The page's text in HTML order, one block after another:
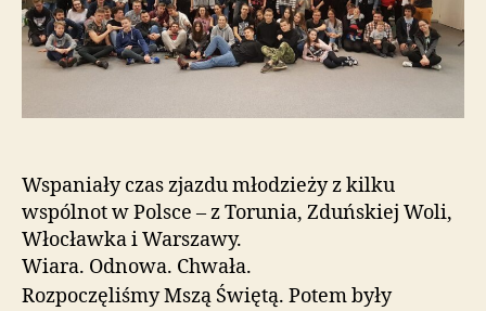
Wspaniały czas zjazdu młodzieży z kilku
wspólnot w Polsce – z Torunia, Zduńskiej Woli,
Włocławka i Warszawy.
Wiara. Odnowa. Chwała.
Rozpoczęliśmy Mszą Świętą. Potem były